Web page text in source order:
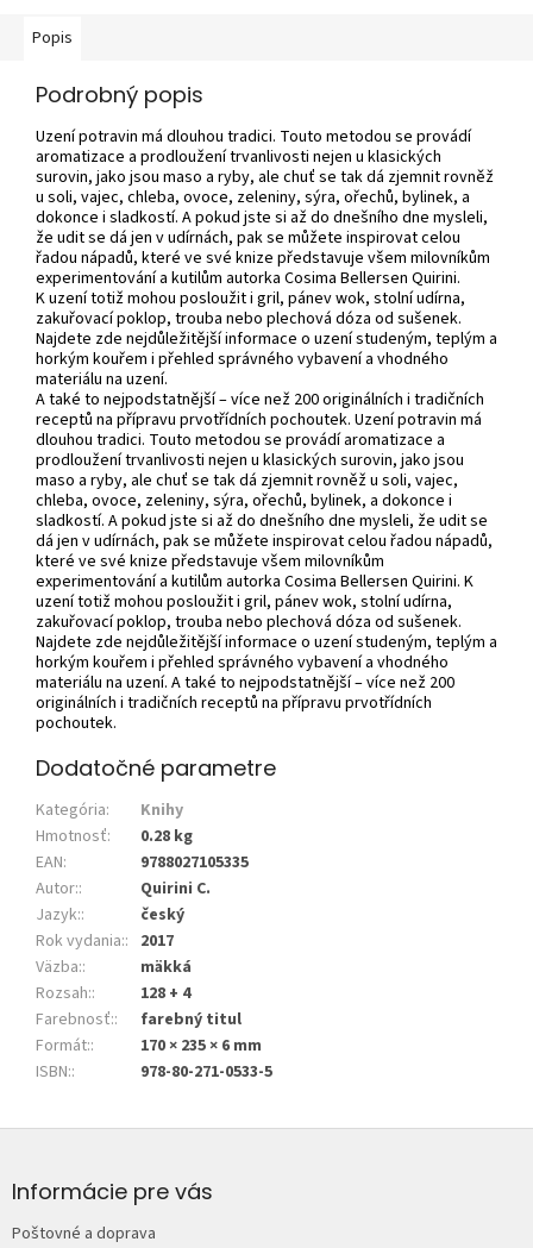
Popis
Podrobný popis
Uzení potravin má dlouhou tradici. Touto metodou se provádí
aromatizace a prodloužení trvanlivosti nejen u klasických
surovin, jako jsou maso a ryby, ale chuť se tak dá zjemnit rovněž
u soli, vajec, chleba, ovoce, zeleniny, sýra, ořechů, bylinek, a
dokonce i sladkostí. A pokud jste si až do dnešního dne mysleli,
že udit se dá jen v udírnách, pak se můžete inspirovat celou
řadou nápadů, které ve své knize představuje všem milovníkům
experimentování a kutilům autorka Cosima Bellersen Quirini.
K uzení totiž mohou posloužit i gril, pánev wok, stolní udírna,
zakuřovací poklop, trouba nebo plechová dóza od sušenek.
Najdete zde nejdůležitější informace o uzení studeným, teplým a
horkým kouřem i přehled správného vybavení a vhodného
materiálu na uzení.
A také to nejpodstatnější – více než 200 originálních i tradičních
receptů na přípravu prvotřídních pochoutek. Uzení potravin má
dlouhou tradici. Touto metodou se provádí aromatizace a
prodloužení trvanlivosti nejen u klasických surovin, jako jsou
maso a ryby, ale chuť se tak dá zjemnit rovněž u soli, vajec,
chleba, ovoce, zeleniny, sýra, ořechů, bylinek, a dokonce i
sladkostí. A pokud jste si až do dnešního dne mysleli, že udit se
dá jen v udírnách, pak se můžete inspirovat celou řadou nápadů,
které ve své knize představuje všem milovníkům
experimentování a kutilům autorka Cosima Bellersen Quirini. K
uzení totiž mohou posloužit i gril, pánev wok, stolní udírna,
zakuřovací poklop, trouba nebo plechová dóza od sušenek.
Najdete zde nejdůležitější informace o uzení studeným, teplým a
horkým kouřem i přehled správného vybavení a vhodného
materiálu na uzení. A také to nejpodstatnější – více než 200
originálních i tradičních receptů na přípravu prvotřídních
pochoutek.
Dodatočné parametre
Kategória:
Knihy
Hmotnosť:
0.28 kg
EAN:
9788027105335
Autor::
Quirini C.
Jazyk::
český
Rok vydania:: 2017
Väzba::
mäkká
Rozsah::
128 + 4
Farebnosť::
farebný titul
Formát::
170 × 235 × 6 mm
ISBN:: 978-80-271-0533-5
pInformácie pre vás
Poštovné a doprava